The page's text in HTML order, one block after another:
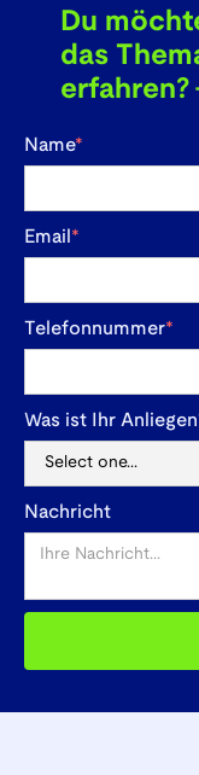
Du
das
erfahren?
Name*
Email *
Telefonnummer*
Was ist Ihr
Nachricht